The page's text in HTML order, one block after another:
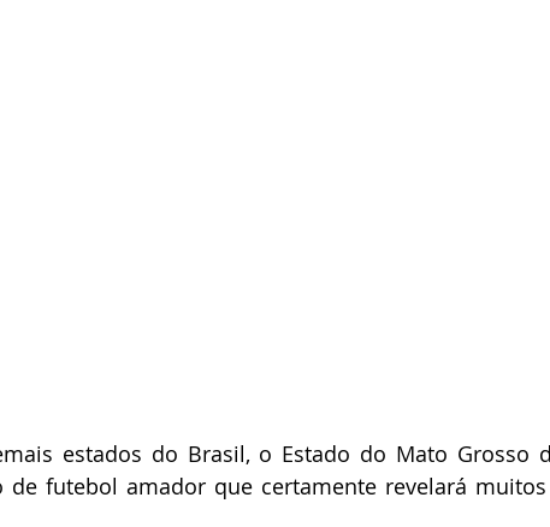
estados do Brasil, o Estado do Mato Grosso
de futebol amador que certamente revelará